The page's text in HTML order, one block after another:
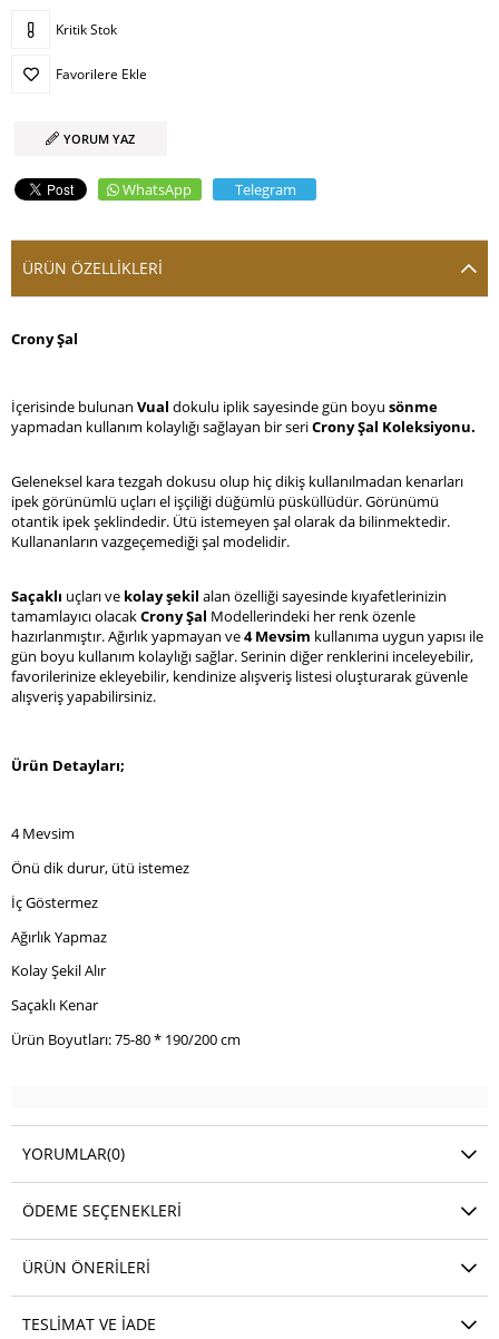
Kritik Stok
Favorilere Ekle
YORUM YAZ
WhatsApp Telegram
ÜRÜN ÖZELLIKLERI
Crony Şal
İçerisinde bulunan Vual dokulu iplik sayesinde gün boyu sönme
yapmadan kullanım kolaylığı sağlayan bir seriCrony Şal Koleksiyonu.
Geleneksel kara tezgah dokusu olup hiç dikiş kullanılmadan kenarları
ipek görünümlü uçları el işçiliği düğümlü püsküllüdür. Görünümü
otantik ipek şeklindedir. Ütü istemeyen şal olarak da bilinmektedir.
Kullananların vazgeçemediği şal modelidir.
Saçaklı uçları ve kolay şekil alan özelliği sayesinde kıyafetlerinizin
tamamlayıcı olacakCrony Şal Modellerindeki her renk özenle
hazırlanmıştır. Ağırlık yapmayan ve4 Mevsim kullanıma uygun yapısı ile
gün boyu kullanım kolaylığı sağlar. Serinin diğer renklerini inceleyebilir,
favorilerinize ekleyebilir, kendinize alışveriş listesi oluşturarak güvenle
alışveriş yapabilirsiniz.
Ürün Detayları;
4 Mevsim
Önü dik durur, ütü istemez
İç Göstermez
Ağırlık Yapmaz
Kolay Şekil Alır
Saçaklı Kenar
Ürün Boyutları: 75-80 * 190/200 cm
YORUMLAR(0)
ÖDEME SEÇENEKLERI
ÜRÜN ÖNERILERI
TESLIMAT VE İADE